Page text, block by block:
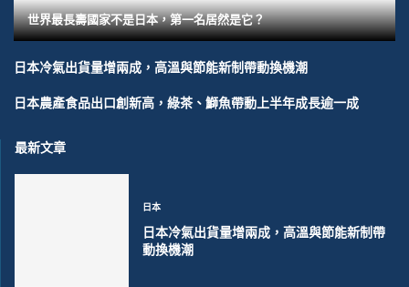
世界最長壽國家不是日本，第一名居然是它？
日本冷氣出貨量增兩成，高溫與節能新制帶動換機潮
日本農產食品出口創新高，綠茶、鰤魚帶動上半年成長逾一成
最新文章
日本
日本冷氣出貨量增兩成，高溫與節能新制帶
動換機潮